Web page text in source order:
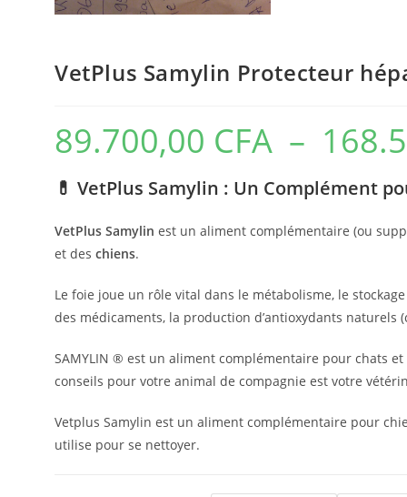
VetPlus Samylin Protecteur
89.700,00 CFA –
💊 VetPlus Samylin : Un Complément
VetPlus Samylin est un aliment complémentaire (ou
et des chiens.
Le foie joue un rôle vital dans le métabolisme, le
des médicaments, la production d’antioxydants
SAMYLIN ® est un aliment complémentaire pour chats
conseils pour votre animal de compagnie est votre
Vetplus Samylin est un aliment complémentaire pour
utilise pour se nettoyer.